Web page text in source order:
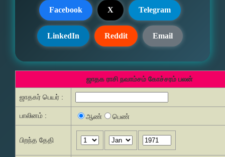
Facebook X Telegram
LinkedIn Reddit Email
ஜாதக ராசி நவாம்சம் கோச்சரம் பலன்
ஜாதகர் பெயர் :
பாலினம் : ஆண் பெண்
பிறந்த தேதி